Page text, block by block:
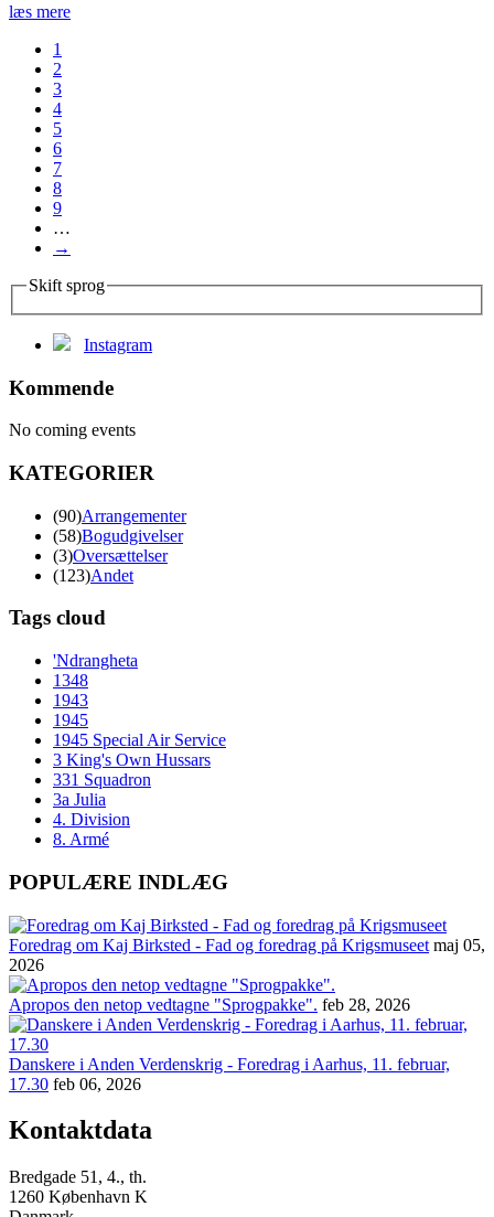
læs mere
1
2
3
4
5
6
7
8
9
…
→
Skift sprog
Instagram
Kommende
No coming events
KATEGORIER
(90)Arrangementer
(58)Bogudgivelser
(3)Oversættelser
(123)Andet
Tags cloud
'Ndrangheta
1348
1943
1945
1945 Special Air Service
3 King's Own Hussars
331 Squadron
3a Julia
4. Division
8. Armé
POPULÆRE INDLÆG
Foredrag om Kaj Birksted - Fad og foredrag på Krigsmuseet maj 05,
2026
Apropos den netop vedtagne "Sprogpakke". feb 28, 2026
Danskere i Anden Verdenskrig - Foredrag i Aarhus, 11. februar,
17.30 feb 06, 2026
Kontaktdata
Bredgade 51, 4., th.
1260 København K